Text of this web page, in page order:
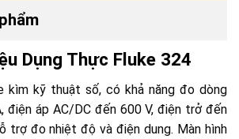
Dụng Thực Fluke 324
kìm kỹ thuật số, có khả năng đo dòng
điện áp AC/DC đến 600 V, điện trở đến
trợ đo nhiệt độ và điện dung. Màn hình